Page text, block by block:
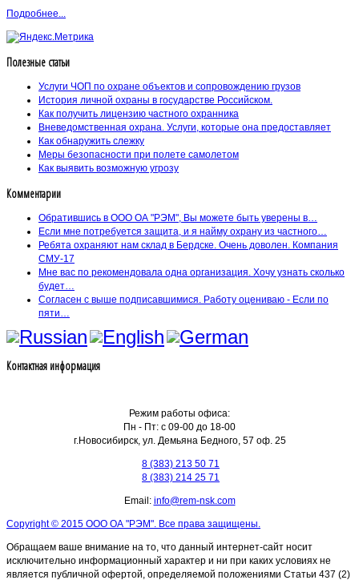
Подробнее...
Полезные статьи
Услуги ЧОП по охране объектов и сопровождению грузов
История личной охраны в государстве Российском.
Как получить лицензию частного охранника
Вневедомственная охрана. Услуги, которые она предоставляет
Как обнаружить слежку
Меры безопасности при полете самолетом
Как выявить возможную угрозу
Комментарии
Обратившись в ООО ОА "РЭМ", Вы можете быть уверены в…
Если мне потребуется защита, и я найму охрану из частного…
Ребята охраняют нам склад в Бердске. Очень доволен. Компания
СМУ-17
Мне вас по рекомендовала одна организация. Хочу узнать сколько
будет…
Согласен с выше подписавшимися. Работу оцениваю - Если по
пяти…
Контактная информация
Режим работы офиса:
Пн - Пт: с 09-00 до 18-00
г.Новосибирск, ул. Демьяна Бедного, 57 оф. 25
8 (383) 213 50 71
8 (383) 214 25 71
Email: info@rem-nsk.com
Copyright © 2015 ООО ОА "РЭМ". Все права защищены.
Обращаем ваше внимание на то, что данный интернет-сайт носит
исключительно информационный характер и ни при каких условиях не
является публичной офертой, определяемой положениями Статьи 437 (2)